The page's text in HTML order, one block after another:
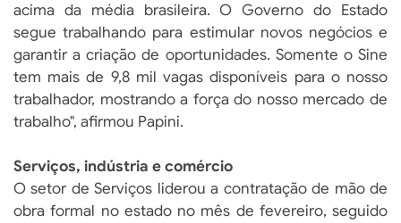
acima da média brasileira. O Governo do Estado
segue trabalhando para estimular novos negócios e
garantir a criação de oportunidades. Somente o Sine
tem mais de 9,8 mil vagas disponíveis para o nosso
trabalhador, mostrando a força do nosso mercado de
trabalho", afirmou Papini.
Serviços, indústria e comércio
O setor de Serviços liderou a contratação de mão de
obra formal no estado no mês de fevereiro, seguido